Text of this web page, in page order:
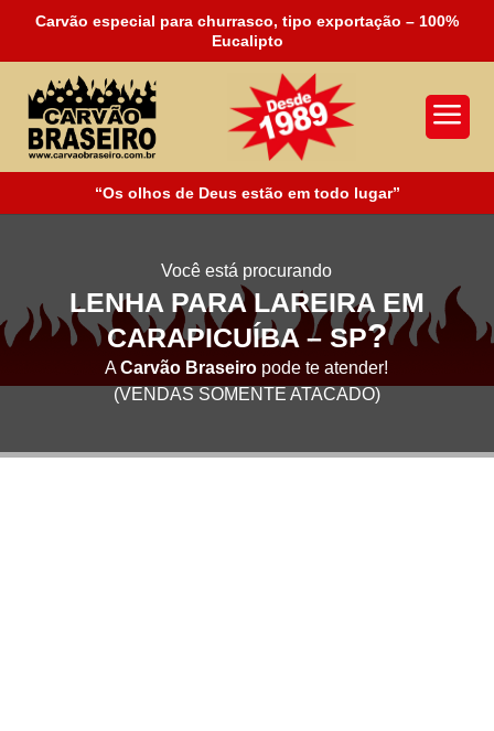
Carvão especial para churrasco, tipo exportação – 100%
Eucalipto
a
“Os olhos de Deus estão em todo lugar”
Você está procurando
LENHA PARA LAREIRA EM
CARAPICUÍBA – SP?
ACarvão Braseiro pode te atender!
(VENDAS SOMENTE ATACADO)